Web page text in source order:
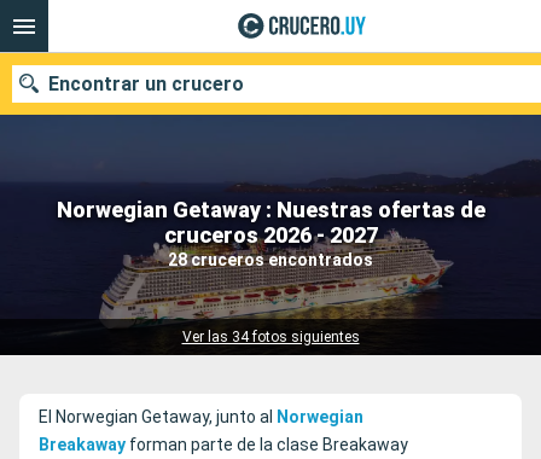
Norwegian Getaway : Nuestras ofertas de
cruceros 2026 - 2027
28 cruceros encontrados
Ver las 34 fotos siguientes
Encontrar un crucero
Nuestros destinos
Fecha de salida
Puertos Compañías
El Norwegian Getaway, junto al Norwegian
Breakaway forman parte de la clase Breakaway